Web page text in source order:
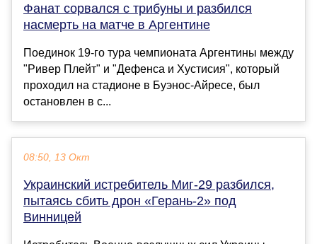
Фанат сорвался с трибуны и разбился
насмерть на матче в Аргентине
Поединок 19-го тура чемпионата Аргентины между
"Ривер Плейт" и "Дефенса и Хустисия", который
проходил на стадионе в Буэнос-Айресе, был
остановлен в с...
08:50, 13 Окт
Украинский истребитель Миг-29 разбился,
пытаясь сбить дрон «Герань-2» под
Винницей